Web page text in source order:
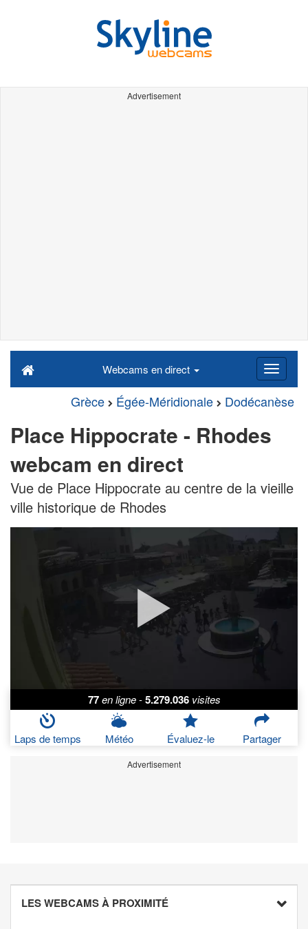
Advertisement
Webcams en direct
Grèce Égée-Méridionale Dodécanèse
Place Hippocrate - Rhodes
webcam en direct
Vue de Place Hippocrate au centre de la vieille
ville historique de Rhodes
77 en ligne - 5.279.036 visites
Laps de temps Météo Évaluez-le Partager
Advertisement
LES WEBCAMS À PROXIMITÉ